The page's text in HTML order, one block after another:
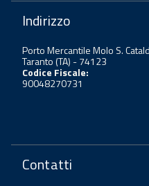
Indirizzo
Porto Mercantile Molo S.
Taranto (TA) - 74123
Codice Fiscale:
90048270731
Contatti